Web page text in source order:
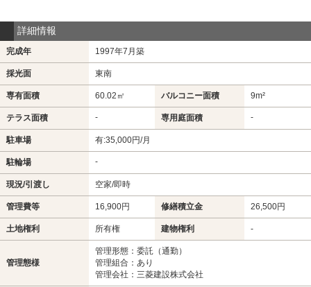
詳細情報
完成年 1997年7月築
採光面 東南
専有面積 60.02㎡ バルコニー面積 9m²
テラス面積 - 専用庭面積 -
駐車場 有:35,000円/月
駐輪場 -
現況/引渡し 空家/即時
管理費等 16,900円 修繕積立金 26,500円
土地権利 所有権 建物権利 -
管理態様
管理形態：委託（通勤）
管理組合：あり
管理会社：三菱建設株式会社